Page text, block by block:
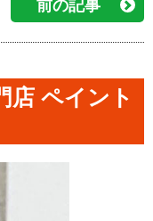
前の記事
店 ペイント